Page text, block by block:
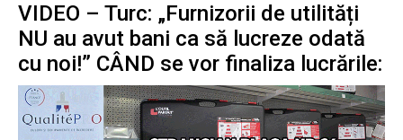
VIDEO – Turc: „Furnizorii de utilități
NU au avut bani ca să lucreze odată
cu noi!” CÂND se vor finaliza lucrările: